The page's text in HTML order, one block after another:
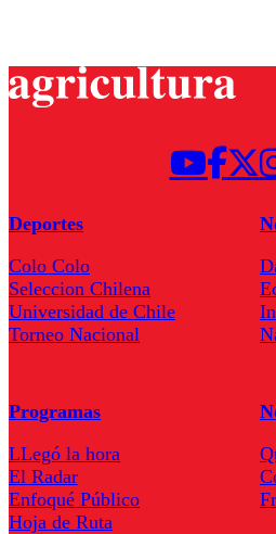
Deportes
Colo Colo
Seleccion Chilena
Universidad de Chile
Torneo Nacional
Programas
LLegó la hora
El Radar
Enfoqué Público
Hoja de Ruta